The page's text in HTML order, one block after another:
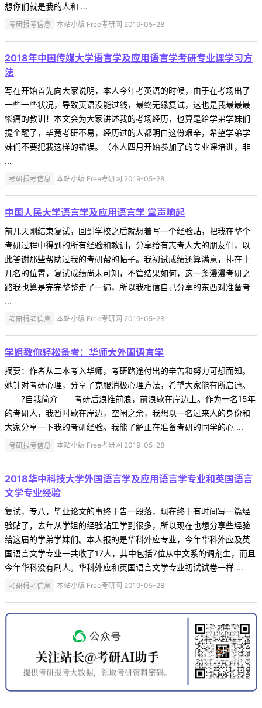
想你们就是我的人和 ...
考研报考信息 本站小编 Free考研网 2019-05-28
2018年中国传媒大学语言学及应用语言学考研专业课学习方
法
写在开始首先向大家说明，本人今年考英语的时候，由于在考场出了
一些一些状况，导致英语没能过线，最终无缘复试，这也是我最最最
惨痛的教训！本文会为大家讲述我的考场经历，也算是给学弟学妹们
提个醒了，毕竟考研不易，经历过的人都明白这份艰辛，希望学弟学
妹们不要犯我这样的错误。（本人四月开始参加了的专业课培训，非
...
考研报考信息 本站小编 Free考研网 2019-05-28
中国人民大学语言学及应用语言学 掌声响起
前几天刚结束复试，回到学校之后就想着写一个经验贴，把我在整个
考研过程中得到的所有经验和教训，分享给有志考人大的朋友们，以
此答谢那些帮助过我的考研帮的帖子。我初试成绩还算满意，排在十
几名的位置，复试成绩尚未可知，不管结果如何，这一条漫漫考研之
路我也算是完完整整走了一遍，所以我相信自己分享的东西对准备考
...
考研报考信息 本站小编 Free考研网 2019-05-28
学姐教你轻松备考：华师大外国语言学
摘要：作者从二本考入华师，考研路途付出的辛苦和努力可想而知。
她针对考研心理，分享了克服消极心理方法，希望大家能有所启迪。
?自我简介 考研后浪推前浪，前浪歇在岸边上。作为一名15年
的考研人，我暂时歇在岸边，空闲之余，我想以一名过来人的身份和
大家分享一下我的考研经验。我能了解正在准备考研的同学的心 ...
考研报考信息 本站小编 Free考研网 2019-05-28
2018华中科技大学外国语言学及应用语言学专业和英国语言
文学专业经验
复试，专八，毕业论文的事终于告一段落，现在终于有时间写一篇经
验贴了，去年从学姐的经验贴里学到很多，所以现在也想分享些经验
给这届的学弟学妹们。本人报的是华科外应专业，今年华科外应及英
国语言文学专业一共收了17人，其中包括7位从中文系的调剂生，而且
今年华科没有刷人。华科外应和英国语言文学专业初试试卷一样 ...
考研报考信息 本站小编 Free考研网 2019-05-28